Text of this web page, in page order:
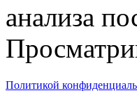
анализа
Политикой